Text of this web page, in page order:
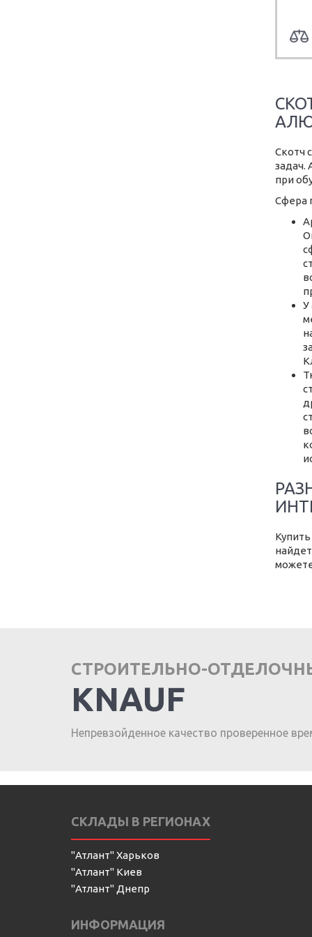
Скотч
задач.
при
Сфера
У
СТРОИТЕЛЬНО-
KNAUF
Непревзойденное качество проверенное
СКЛАДЫ В РЕГИОНАХ
"Атлант" Харьков
"Атлант" Киев
"Атлант" Днепр
ИНФОРМАЦИЯ